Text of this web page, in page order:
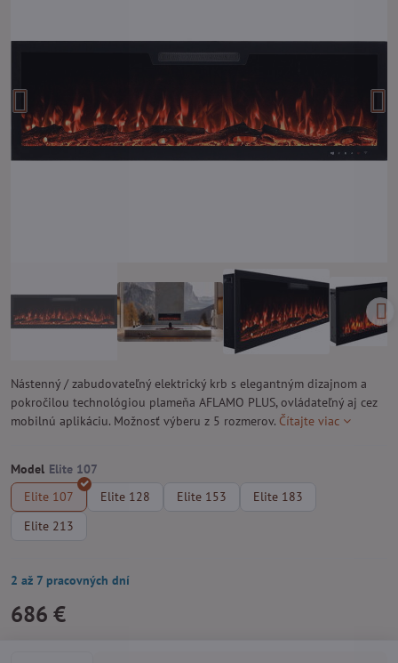
Nástenný / zabudovateľný elektrický krb s elegantným dizajnom a
pokročilou technológiou plameňa AFLAMO PLUS, ovládateľný aj cez
mobilnú aplikáciu. Možnosť výberu z 5 rozmerov. Čítajte viac
Model
Elite 107
Elite 128 Elite 153
Elite 183
Elite 213
2 až 7 pracovných dní
686 €